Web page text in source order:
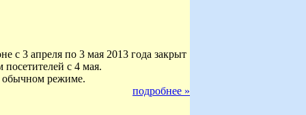
3 апреля по 3 мая 2013 года закрыт
с 4 мая.
обычном режиме.
подробнее »